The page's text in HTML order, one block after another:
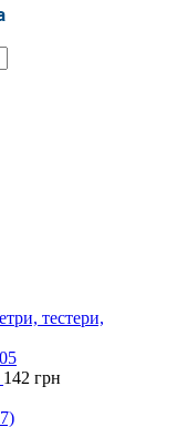
тестери,
142 грн